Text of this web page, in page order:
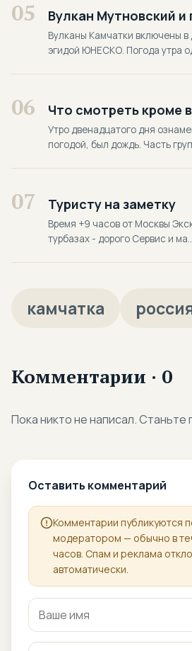
05 Вулкан Мутновский и
Вулканы Камчатки включены
эгидой ЮНЕСКО. Погода утра
06 Что смотреть кроме
Утро двенадцатого дня
погодой, был дождь. Часть
07 Туристу на заметку
Время +9 часов от Москвы
турбазах - дорого Сервис и
камчатка
Комментарии · 0
Пока никто не написал. Станьте
Оставить комментарий
Комментарии публикуются
модератором — обычно в
часов. Спам и реклама
автоматически.